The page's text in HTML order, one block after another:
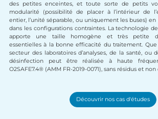
des petites enceintes, et toute sorte de petits
modularité (possibilité de placer à l’intérieur de
entier, l’unité séparable, ou uniquement les buses)
dans les configurations contraintes. La technologie
apporte une taille homogène et très petite
essentielles à la bonne efficacité du traitement. Que
secteur des laboratoires d’analyses, de la santé, ou
désinfection peut être réalisée à haute
O2SAFE7.4® (AMM FR-2019-0071), sans résidus et non
Découvrir nos cas d'études